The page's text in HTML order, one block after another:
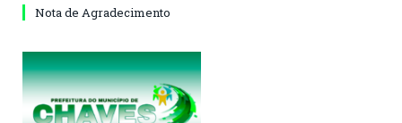
Nota de Agradecimento